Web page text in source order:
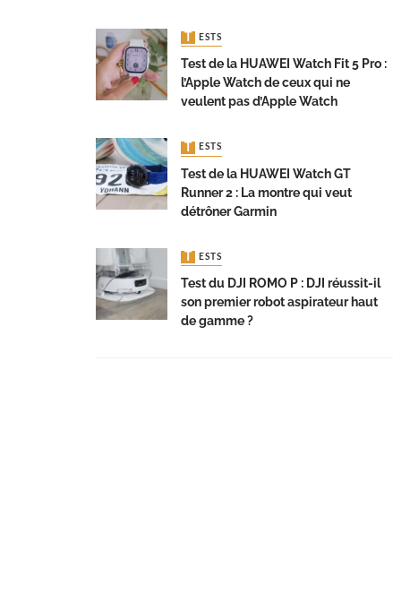
TESTS
Test de la HUAWEI Watch Fit 5 Pro :
l’Apple Watch de ceux qui ne
veulent pas d’Apple Watch
TESTS
Test de la HUAWEI Watch GT
Runner 2 : La montre qui veut
détrôner Garmin
TESTS
Test du DJI ROMO P : DJI réussit-il
son premier robot aspirateur haut
de gamme ?